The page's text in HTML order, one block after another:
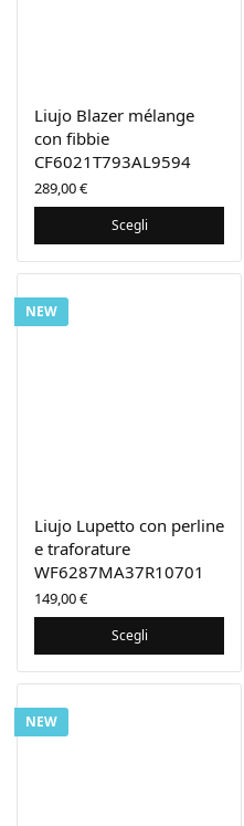
Liujo Blazer mélange
con fibbie
CF6021T793AL9594
289,00€
Scegli
NEW
Liujo Lupetto con perline
e traforature
WF6287MA37R10701
149,00€
Scegli
NEW